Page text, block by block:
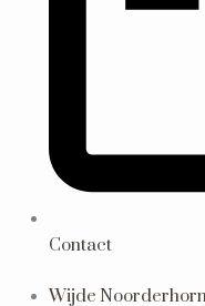
Contact
Wijde